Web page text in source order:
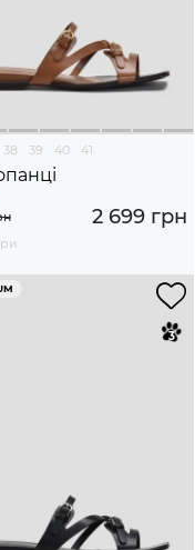
38 39 40 41
2 699 грн